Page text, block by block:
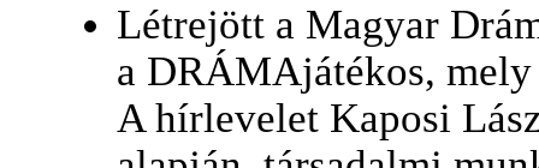
Létrejött a Magyar
a DRÁMAjátékos,
A hírlevelet Kaposi